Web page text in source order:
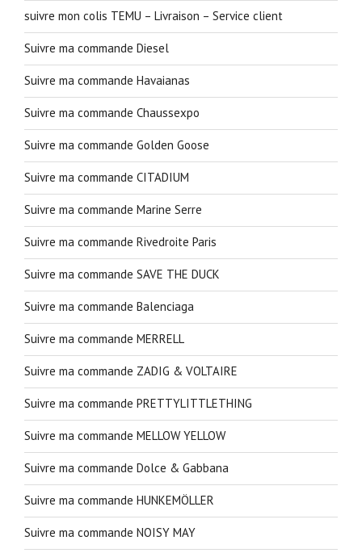
suivre mon colis TEMU – Livraison – Service client
Suivre ma commande Diesel
Suivre ma commande Havaianas
Suivre ma commande Chaussexpo
Suivre ma commande Golden Goose
Suivre ma commande CITADIUM
Suivre ma commande Marine Serre
Suivre ma commande Rivedroite Paris
Suivre ma commande SAVE THE DUCK
Suivre ma commande Balenciaga
Suivre ma commande MERRELL
Suivre ma commande ZADIG & VOLTAIRE
Suivre ma commande PRETTYLITTLETHING
Suivre ma commande MELLOW YELLOW
Suivre ma commande Dolce & Gabbana
Suivre ma commande HUNKEMÖLLER
Suivre ma commande NOISY MAY